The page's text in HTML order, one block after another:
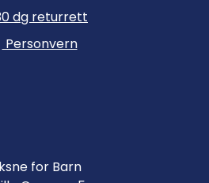
for Barn
dg returrett
Personvern